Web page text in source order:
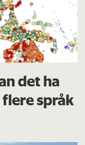
det ha
språk